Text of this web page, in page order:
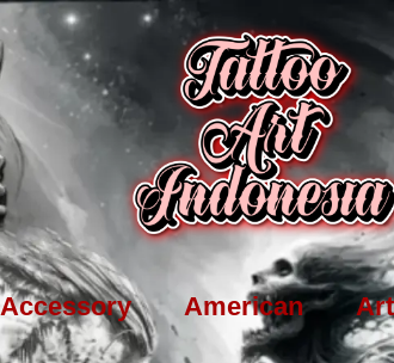
Accessory American